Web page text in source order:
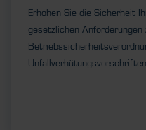
Erhöhen Sie die Sicherheit
gesetzlichen